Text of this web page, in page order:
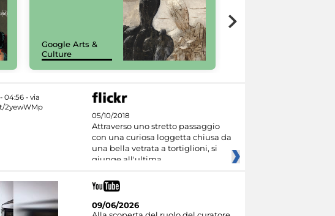
Google Arts &
Culture
05/10/2018
Attraverso uno stretto passaggio
con una curiosa loggetta chiusa da
una bella vetrata a tortiglioni, si
giunge all'ultima
09/06/2026